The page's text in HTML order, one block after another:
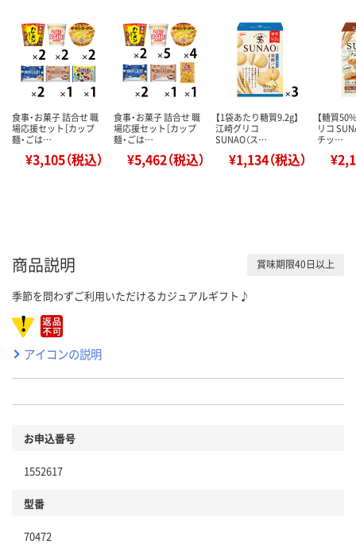
食事・お菓子 詰合せ 職
場応援セット［カップ
麺・ごは…
¥3,105（税込）
食事・お菓子 詰合せ 職
場応援セット［カップ
麺・ごは…
¥5,462（税込）
【1袋あたり糖質9.2g】
江崎グリコ
SUNAO（ス…
¥1,134（税込）
【糖質
リコ
チッ…
商品説明 賞味期限40日以上
季節を問わずご利用いただけるカジュアルギフト♪
アイコンの説明
お申込番号
1552617
型番
70472